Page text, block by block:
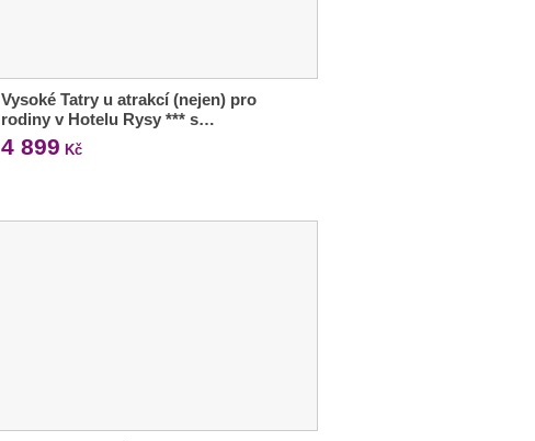
Vysoké Tatry u atrakcí (nejen) pro
rodiny v Hotelu Rysy *** s…
4 899 Kč